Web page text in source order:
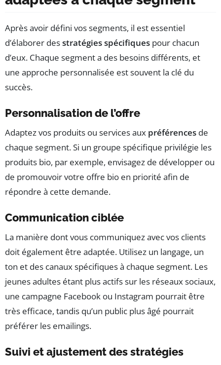
Après avoir défini vos segments, il est essentiel
d’élaborer desstratégies spécifiques pour chacun
d’eux. Chaque segment a des besoins différents, et
une approche personnalisée est souvent la clé du
succès.
Personnalisation de l’offre
Adaptez vos produits ou services aux préférences de
chaque segment. Si un groupe spécifique privilégie les
produits bio, par exemple, envisagez de développer ou
de promouvoir votre offre bio en priorité afin de
répondre à cette demande.
Communication ciblée
La manière dont vous communiquez avec vos clients
doit également être adaptée. Utilisez un langage, un
ton et des canaux spécifiques à chaque segment. Les
jeunes adultes étant plus actifs sur les réseaux sociaux,
une campagne Facebook ou Instagram pourrait être
très efficace, tandis qu’un public plus âgé pourrait
préférer les emailings.
Suivi et ajustement des stratégies